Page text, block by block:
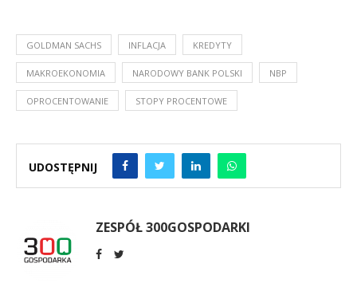
GOLDMAN SACHS INFLACJA KREDYTY
MAKROEKONOMIA NARODOWY BANK POLSKI NBP
OPROCENTOWANIE STOPY PROCENTOWE
UDOSTĘPNIJ
ZESPÓŁ 300GOSPODARKI